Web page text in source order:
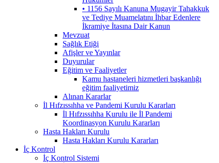
• 1156 Sayılı Kanuna Mugayir Tahakkuk
ve Tediye Muamelatını İhbar Edenlere
İkramiye İtasına Dair Kanun
Mevzuat
Sağlık Etiği
Afişler ve Yayınlar
Duyurular
Eğitim ve Faaliyetler
Kamu hastaneleri hizmetleri başkanlığı
eğitim faaliyetimiz
Alınan Kararlar
İl Hıfzıssıhha ve Pandemi Kurulu Kararları
İl Hıfzıssıhha Kurulu ile İl Pandemi
Koordinasyon Kurulu Kararları
Hasta Hakları Kurulu
Hasta Hakları Kurulu Kararları
İç Kontrol
İç Kontrol Sistemi